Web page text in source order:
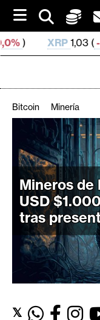
i
p
t
o
( -0,15%)
C
r
i
p
t
o
M
e
r
c
Bitcoin Minería
Mineros de
USD
tras
𝕏